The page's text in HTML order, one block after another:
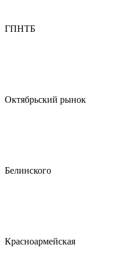
ГПНТБ
Октябрьский рынок
Белинского
Красноармейская